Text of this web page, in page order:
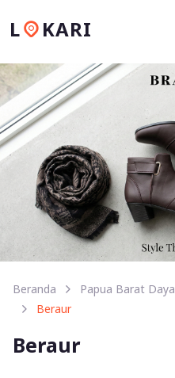
L KARI
Beranda Papua Barat Daya
Beraur
Beraur